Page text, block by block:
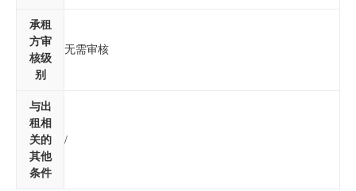
承租
方审
核级
别
无需审核
与出
租相
关的
其他
条件
/